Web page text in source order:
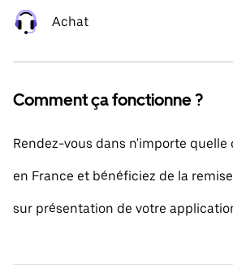
Achat
Comment ça fonctionne ?
Rendez-vous dans n'importe quelle
en France et bénéficiez de la
sur présentation de votre